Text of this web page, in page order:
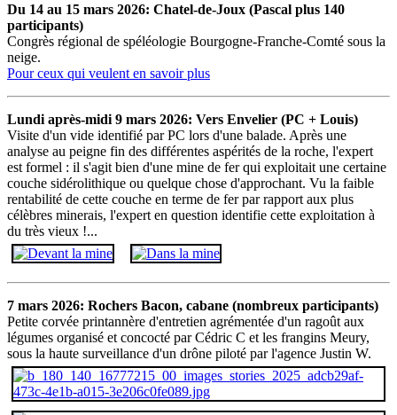
Du 14 au 15 mars 2026: Chatel-de-Joux (Pascal plus 140
participants)
Congrès régional de spéléologie Bourgogne-Franche-Comté sous la
neige.
Pour ceux qui veulent en savoir plus
Lundi après-midi 9 mars 2026: Vers Envelier (PC + Louis)
Visite d'un vide identifié par PC lors d'une balade. Après une
analyse au peigne fin des différentes aspérités de la roche, l'expert
est formel : il s'agit bien d'une mine de fer qui exploitait une certaine
couche sidérolithique ou quelque chose d'approchant. Vu la faible
rentabilité de cette couche en terme de fer par rapport aux plus
célèbres minerais, l'expert en question identifie cette exploitation à
du très vieux !...
7 mars 2026: Rochers Bacon, cabane (nombreux participants)
Petite corvée printannère d'entretien agrémentée d'un ragoût aux
légumes organisé et concocté par Cédric C et les frangins Meury,
sous la haute surveillance d'un drône piloté par l'agence Justin W.